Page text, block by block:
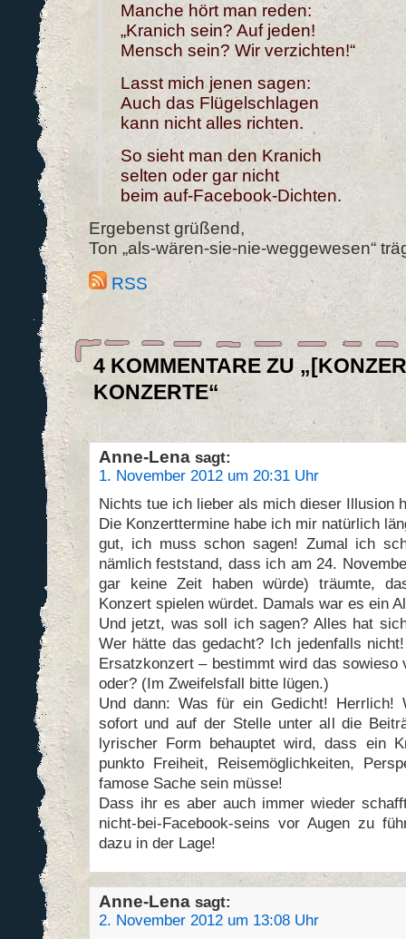
Manche hört man reden:
„Kranich sein? Auf jeden!
Mensch sein? Wir verzichten!“
Lasst mich jenen sagen:
Auch das Flügelschlagen
kann nicht alles richten.
So sieht man den Kranich
selten oder gar nicht
beim auf-Facebook-Dichten.
Ergebenst grüßend,
Ton „als-wären-sie-nie-weggewesen“
RSS
4 KOMMENTARE ZU
KONZERTE“
Anne-Lena sagt:
1. November 2012 um 20:31 Uhr
Nichts tue ich lieber als mich dieser Illusion
Die Konzerttermine habe ich mir natürlich
gut, ich muss schon sagen! Zumal ich
nämlich feststand, dass ich am 24.
gar keine Zeit haben würde) träumte,
Konzert spielen würdet. Damals war es ein
Und jetzt, was soll ich sagen? Alles hat
Wer hätte das gedacht? Ich jedenfalls
Ersatzkonzert – bestimmt wird das
oder? (Im Zweifelsfall bitte lügen.)
Und dann: Was für ein Gedicht! Herrlich!
sofort und auf der Stelle unter all die
lyrischer Form behauptet wird, dass ein
punkto Freiheit, Reisemöglichkeiten,
famose Sache sein müsse!
Dass ihr es aber auch immer wieder
nicht-bei-Facebook-seins vor Augen zu
dazu in der Lage!
Anne-Lena sagt:
2. November 2012 um 13:08 Uhr